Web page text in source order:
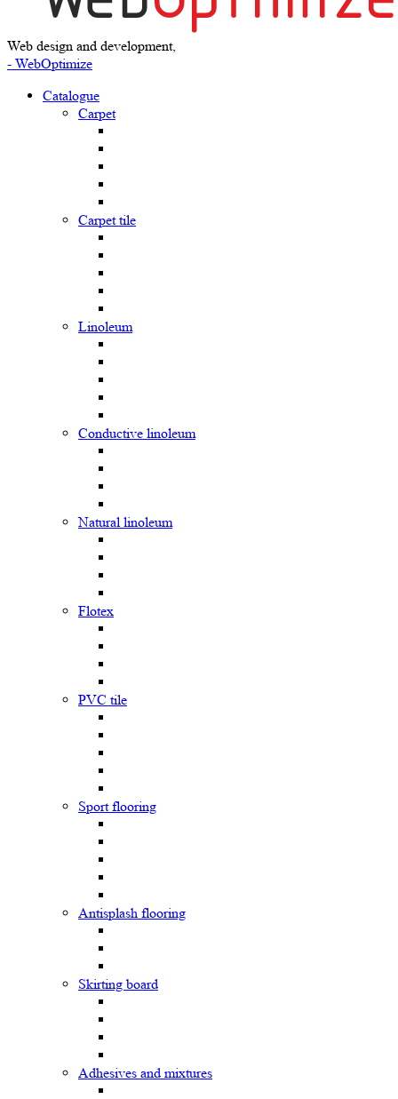
Web design and development,
- WebOptimize
Catalogue
Carpet
Carpet tile
Linoleum
Сonductive linoleum
Natural linoleum
Flotex
PVC tile
Sport flooring
Antisplash flooring
Skirting board
Adhesives and mixtures